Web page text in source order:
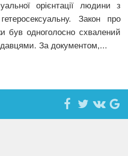
орієнтації людини з
Закон про
був одноголосно схвалений
За документом,...